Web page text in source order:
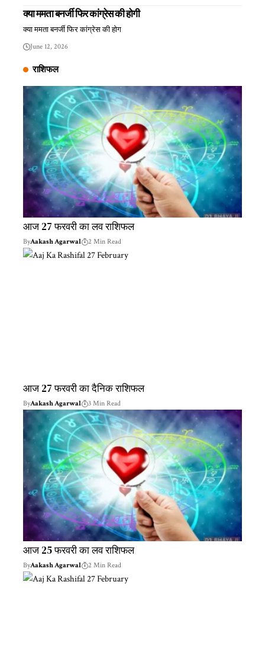
क्या ममता बनर्जी फिर कांग्रेस की होगी
क्या ममता बनर्जी फिर कांग्रेस की होग
June 12, 2026
राशिफल
आज 27 फरवरी का लव राशिफल
ByAakash Agarwal 2 Min Read
आज 27 फरवरी का दैनिक राशिफल
ByAakash Agarwal 3 Min Read
आज 25 फरवरी का लव राशिफल
ByAakash Agarwal 2 Min Read